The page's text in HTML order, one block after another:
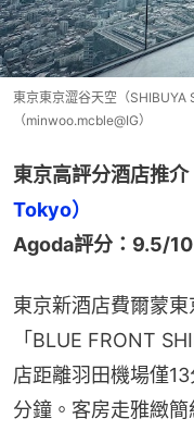
東京東京澀谷天空（SHIBUYA
（minwoo.mcble@IG）
東京高評分酒店推介
Agoda評分：9.5/10
東京新酒店費爾蒙
「BLUE FRONT
店距離羽田機場僅
分鐘。客房走雅緻